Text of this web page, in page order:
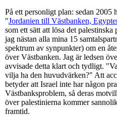
På ett personligt plan: sedan 2005
"Jordanien till Västbanken,
som ett sätt att lösa det
jag nästan alla mina 15
spektrum av synpunkter) om en
över Västbanken. Jag är ledsen
avvisade detta klart och tydligt.
vilja ha den huvudvärken?" Att
betyder att Israel inte har någon
Västbanksproblem, så deras
över palestinierna kommer
framtid.